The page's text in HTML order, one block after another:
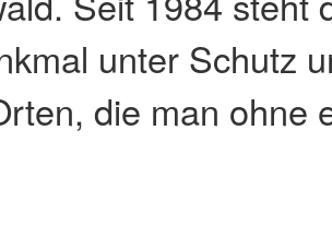
unter Schutz
die man ohne